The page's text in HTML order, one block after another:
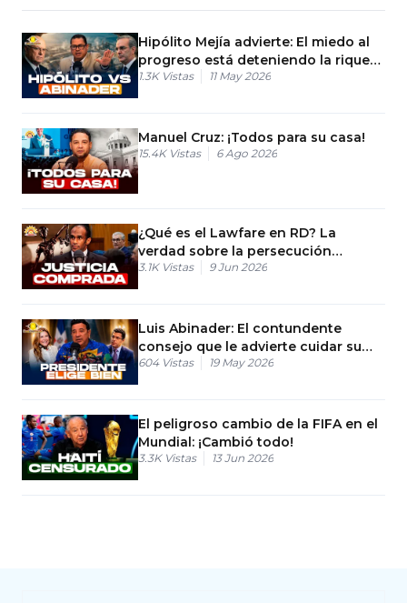
Hipólito Mejía advierte: El miedo al
progreso está deteniendo la riqueza
de San Juan.
1.3K Vistas 11 May 2026
Manuel Cruz: ¡Todos para su casa!
15.4K Vistas 6 Ago 2026
¿Qué es el Lawfare en RD? La
verdad sobre la persecución
política
3.1K Vistas 9 Jun 2026
Luis Abinader: El contundente
consejo que le advierte cuidar su
legado político
604 Vistas 19 May 2026
El peligroso cambio de la FIFA en el
Mundial: ¡Cambió todo!
3.3K Vistas 13 Jun 2026